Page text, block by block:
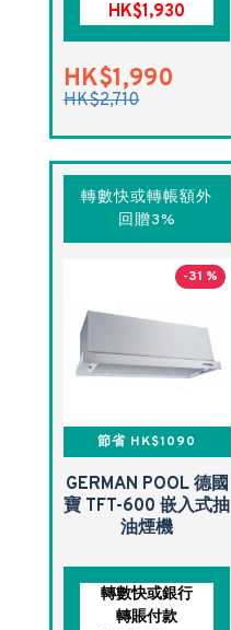
HK$1,930
HK$1,990
HK$2,710
轉數快或轉帳額外
回贈3%
-31 %
節省 HK$1090
GERMAN POOL 德國
寶 TFT-600 嵌入式抽
油煙機
轉數快或銀行
轉賬付款